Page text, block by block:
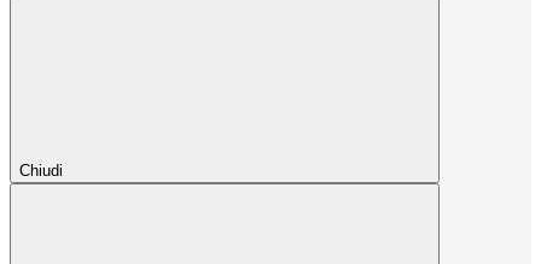
Chiudi